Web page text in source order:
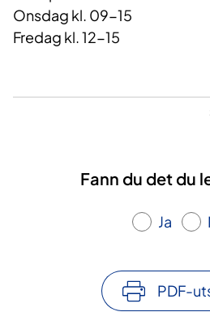
Onsdag kl. 09-15
Fredag kl. 12-15
Fann du det du
Ja
PDF-